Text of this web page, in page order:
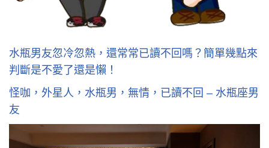
水瓶男友忽冷忽熱，還常常已讀不回嗎？簡單幾點來
判斷是不愛了還是懶！
怪咖，外星人，水瓶男，無情，已讀不回 – 水瓶座男
友